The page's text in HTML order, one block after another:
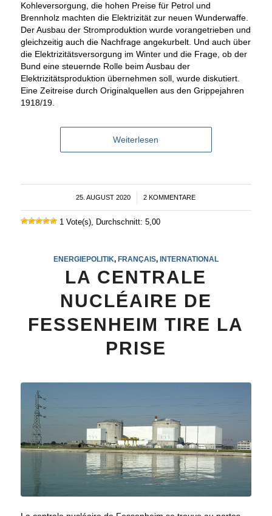
Kohleversorgung, die hohen Preise für Petrol und
Brennholz machten die Elektrizität zur neuen Wunderwaffe.
Der Ausbau der Stromproduktion wurde vorangetrieben und
gleichzeitig auch die Nachfrage angekurbelt. Und auch über
die Elektrizitätsversorgung im Winter und die Frage, ob der
Bund eine steuernde Rolle beim Ausbau der
Elektrizitätsproduktion übernehmen soll, wurde diskutiert.
Eine Zeitreise durch Originalquellen aus den Grippejahren
1918/19.
Weiterlesen
25. AUGUST 2020
/ 2 KOMMENTARE
1 Vote(s), Durchschnitt: 5,00
ENERGIEPOLITIK, FRANÇAIS, INTERNATIONAL
LA CENTRALE
NUCLÉAIRE DE
FESSENHEIM TIRE LA
PRISE